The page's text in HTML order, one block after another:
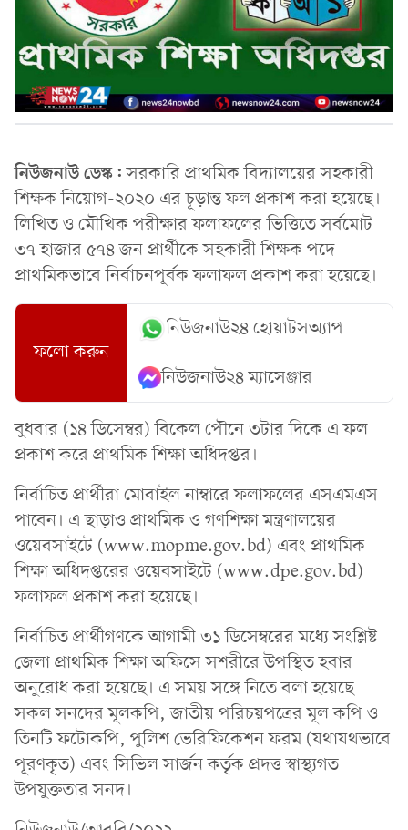
নিউজনাউ ডেস্ক:সরকারি প্রাথমিক বিদ্যালয়ের সহকারী
শিক্ষক নিয়োগ-২০২০ এর চূড়ান্ত ফল প্রকাশ করা হয়েছে।
লিখিত ও মৌখিক পরীক্ষার ফলাফলের ভিত্তিতে সর্বমোট
৩৭ হাজার ৫৭৪ জন প্রার্থীকে সহকারী শিক্ষক পদে
প্রাথমিকভাবে নির্বাচনপূর্বক ফলাফল প্রকাশ করা হয়েছে।
ফলো করুন
নিউজনাউ২৪ হোয়াটসঅ্যাপ
নিউজনাউ২৪ ম্যাসেঞ্জার
বুধবার (১৪ ডিসেম্বর) বিকেল পৌনে ৩টার দিকে এ ফল
প্রকাশ করে প্রাথমিক শিক্ষা অধিদপ্তর।
নির্বাচিত প্রার্থীরা মোবাইল নাম্বারে ফলাফলের এসএমএস
পাবেন। এ ছাড়াও প্রাথমিক ও গণশিক্ষা মন্ত্রণালয়ের
ওয়েবসাইটে (www.mopme.gov.bd) এবং প্রাথমিক
শিক্ষা অধিদপ্তরের ওয়েবসাইটে (www.dpe.gov.bd)
ফলাফল প্রকাশ করা হয়েছে।
নির্বাচিত প্রার্থীগণকে আগামী ৩১ ডিসেম্বরের মধ্যে সংশ্লিষ্ট
জেলা প্রাথমিক শিক্ষা অফিসে সশরীরে উপস্থিত হবার
অনুরোধ করা হয়েছে। এ সময় সঙ্গে নিতে বলা হয়েছে
সকল সনদের মূলকপি, জাতীয় পরিচয়পত্রের মূল কপি ও
তিনটি ফটোকপি, পুলিশ ভেরিফিকেশন ফরম (যথাযথভাবে
পূরণকৃত) এবং সিভিল সার্জন কর্তৃক প্রদত্ত স্বাস্থ্যগত
উপযুক্ততার সনদ।